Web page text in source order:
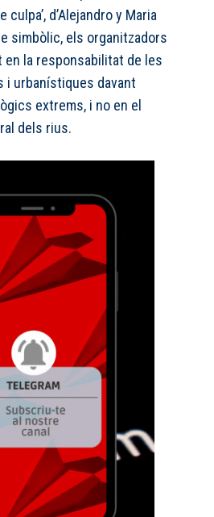
culpa’, d’Alejandro y Maria
simbòlic, els organitzadors
en la responsabilitat de les
i urbanístiques davant
extrems, i no en el
dels rius.